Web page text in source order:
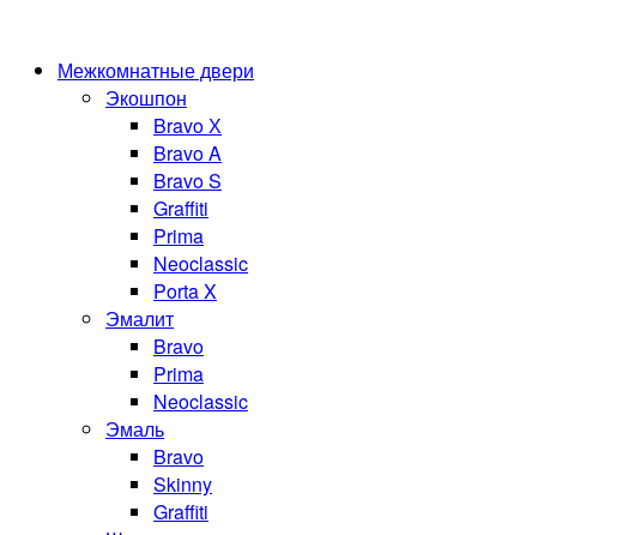
Межкомнатные двери
Экошпон
Bravo Х
Bravo A
Bravo S
Graffiti
Prima
Neoclassic
Porta X
Эмалит
Bravo
Prima
Neoclassic
Эмаль
Bravo
Skinny
Graffiti